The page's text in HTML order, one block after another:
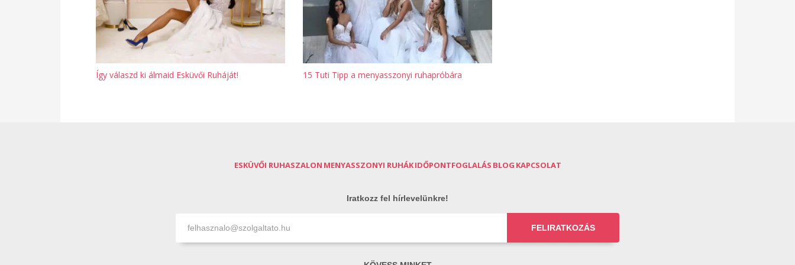
Így válaszd ki álmaid Esküvői Ruháját! 15 Tuti Tipp a menyasszonyi ruhapróbára
ESKÜVŐI RUHASZALON MENYASSZONYI RUHÁKIDŐPONTFOGLALÁS BLOG KAPCSOLAT
Iratkozz fel hírlevelünkre!
FELIRATKOZÁS